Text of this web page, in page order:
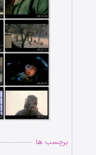
برچسب ها